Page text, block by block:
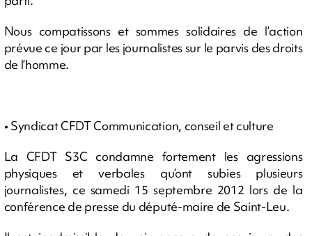
Nous compatissons et sommes solidaires de l’action
prévue ce jour par les journalistes sur le parvis des droits
de l’homme.
• Syndicat CFDT Communication, conseil et culture
La CFDT S3C condamne fortement les agressions
physiques et verbales qu’ont subies plusieurs
journalistes, ce samedi 15 septembre 2012 lors de la
conférence de presse du député-maire de Saint-Leu.